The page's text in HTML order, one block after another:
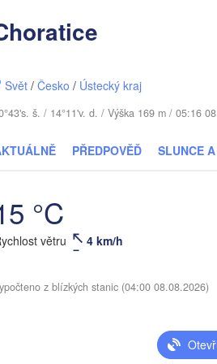
Svět /Česko / Ústecký kraj
š. / 14°11'v. d. / Výška 169 m / 05:16
PŘEDPOVĚĎ SLUNCE
°C
větru 4 km/h
z blízkých stanic (04:00 08.08.2026)
Šiauliai
LOTYŠSKO
(Hrodna)